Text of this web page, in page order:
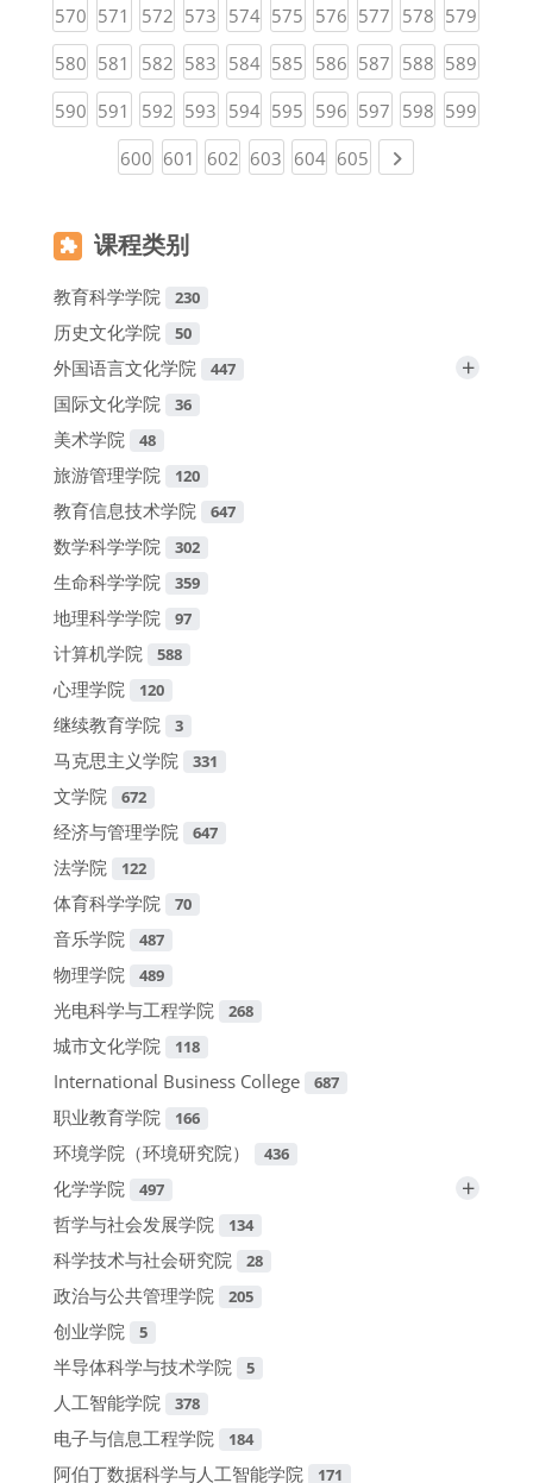
570(current)
571 (current)
572(current)
573 (current)
574(current)
575 (current)
576(current)
577 (current)
578(current)
579
580(current)
581 (current)
582(current)
583 (current)
584(current)
585 (current)
586(current)
587 (current)
588(current)
589
590(current)
591 (current)
592(current)
593 (current)
594(current)
595 (current)
596(current)
597 (current)
598(current)
599
600(current)
601 (current)
602(current)
603 (current)
604(current)
605 (current)Next page
课程类别
教育科学学院 230
历史文化学院 50
外国语言文化学院 447 +
国际文化学院 36
美术学院 48
旅游管理学院 120
教育信息技术学院 647
数学科学学院 302
生命科学学院 359
地理科学学院 97
计算机学院 588
心理学院 120
继续教育学院 3
马克思主义学院 331
文学院 672
经济与管理学院 647
法学院 122
体育科学学院 70
音乐学院 487
物理学院 489
光电科学与工程学院 268
城市文化学院 118
International Business College 687
职业教育学院 166
环境学院（环境研究院） 436
化学学院 497 +
哲学与社会发展学院 134
科学技术与社会研究院 28
政治与公共管理学院 205
创业学院 5
半导体科学与技术学院 5
人工智能学院 378
电子与信息工程学院 184
阿伯丁数据科学与人工智能学院 171